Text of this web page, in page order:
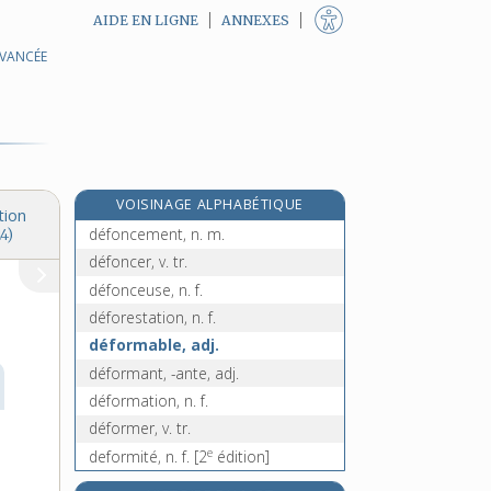
AIDE EN LIGNE ANNEXES
VOISINAGE ALPHABÉTIQUE
défonçage, n. m.
défoncement, n. m.
défoncer, v. tr.
défonceuse, n. f.
déforestation, n. f.
déformable, adj.
déformant, -ante, adj.
déformation, n. f.
déformer, v. tr.
deformité, n. f. [2e édition]
défoulement, n. m.